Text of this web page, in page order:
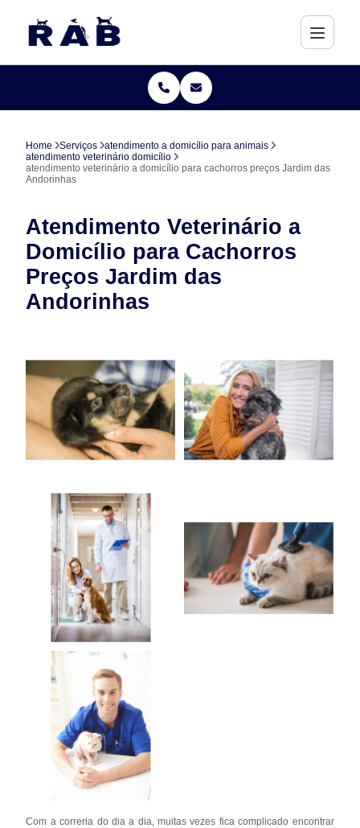
Home Serviços
atendimento a domicílio para animais
atendimento veterinário domicílio
atendimento veterinário a domicílio para cachorros preços Jardim das
Andorinhas
Atendimento Veterinário a
Domicílio para Cachorros
Preços Jardim das
Andorinhas
Com a correria do dia a dia, muitas vezes fica complicado encontrar